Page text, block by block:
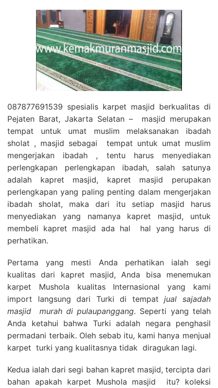
087877691539 spesialis karpet masjid berkualitas di
Pejaten Barat, Jakarta Selatan – masjid merupakan
tempat untuk umat muslim melaksanakan ibadah
sholat , masjid sebagai tempat untuk umat muslim
mengerjakan ibadah , tentu harus menyediakan
perlengkapan perlengkapan ibadah, salah satunya
adalah kapret masjid, kapret masjid perupakan
perlengkapan yang paling penting dalam mengerjakan
ibadah sholat, maka dari itu setiap masjid harus
menyediakan yang namanya kapret masjid, untuk
membeli kapret masjid ada hal hal yang harus di
perhatikan.
Pertama yang mesti Anda perhatikan ialah segi
kualitas dari kapret masjid, Anda bisa menemukan
karpet Mushola kualitas Internasional yang kami
import langsung dari Turki di tempatjual sajadah
masjid
murah di pulaupanggang. Seperti yang telah
Anda ketahui bahwa Turki adalah negara penghasil
permadani terbaik. Oleh sebab itu, kami hanya menjual
karpet turki yang kualitasnya tidak diragukan lagi.
Kedua ialah dari segi bahan kapret masjid, tercipta dari
bahan apakah karpet Mushola masjid itu? koleksi